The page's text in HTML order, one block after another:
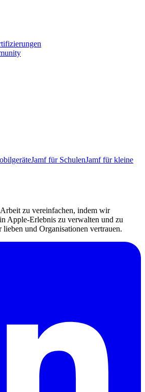
Jamf für SchulenJamf für kleine
zu vereinfachen, indem wir
Apple-Erlebnis zu verwalten und zu
lieben und Organisationen vertrauen.